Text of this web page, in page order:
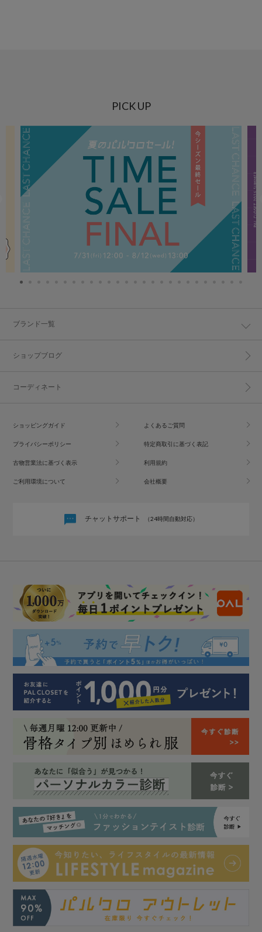
PICK UP
ブランド一覧
ショップブログ
コーディネート
ショッピングガイド よくあるご質問
プライバシーポリシー 特定商取引に基づく表記
古物営業法に基づく表示 利用規約
ご利用環境について 会社概要
チャットサポート （24時間自動対応）